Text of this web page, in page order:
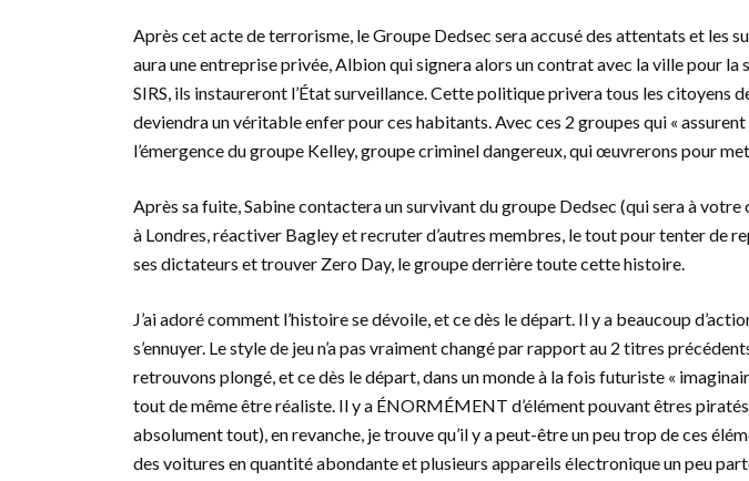
Après cet acte de terrorisme, le Groupe Dedsec sera accusé des attentats et les
aura une entreprise privée, Albion qui signera alors un contrat avec la ville pour la
SIRS, ils instaureront l’État surveillance. Cette politique privera tous les citoyens
deviendra un véritable enfer pour ces habitants. Avec ces 2 groupes qui «
l’émergence du groupe Kelley, groupe criminel dangereux, qui œuvrerons pour
Après sa fuite, Sabine contactera un survivant du groupe Dedsec (qui sera à
à Londres, réactiver Bagley et recruter d’autres membres, le tout pour tenter de
ses dictateurs et trouver Zero Day, le groupe derrière toute cette histoire.
J’ai adoré comment l’histoire se dévoile, et ce dès le départ. Il y a beaucoup
s’ennuyer. Le style de jeu n’a pas vraiment changé par rapport au 2 titres
retrouvons plongé, et ce dès le départ, dans un monde à la fois futuriste «
tout de même être réaliste. Il y a ÉNORMÉMENT d’élément pouvant êtres
absolument tout), en revanche, je trouve qu’il y a peut-être un peu trop de ces
des voitures en quantité abondante et plusieurs appareils électronique un peu